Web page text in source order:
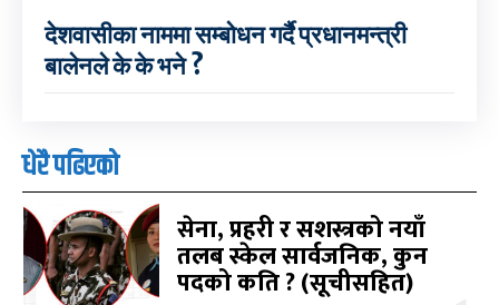
देशवासीका नाममा सम्बोधन गर्दै प्रधानमन्त्री
बालेनले के के भने ?
धेरै पढिएको
सेना, प्रहरी र सशस्त्रको नयाँ
तलब स्केल सार्वजनिक, कुन
पदको कति ? (सूचीसहित)